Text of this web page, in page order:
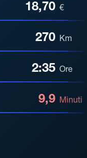
18,70 €
270 Km
2:35 Ore
9,9 Minuti